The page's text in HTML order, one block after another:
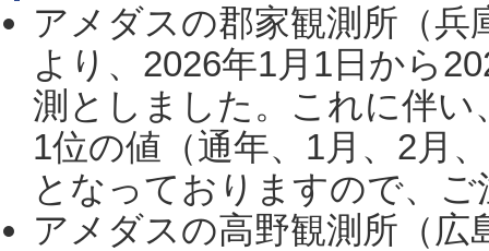
アメダスの郡家観測所（
より、2026年1月1日から
測としました。これに伴い
1位の値（通年、1月、2月
となっておりますので、
アメダスの高野観測所（